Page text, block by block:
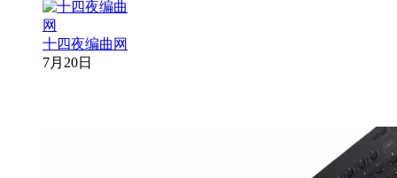
十四夜编曲网
7月20日